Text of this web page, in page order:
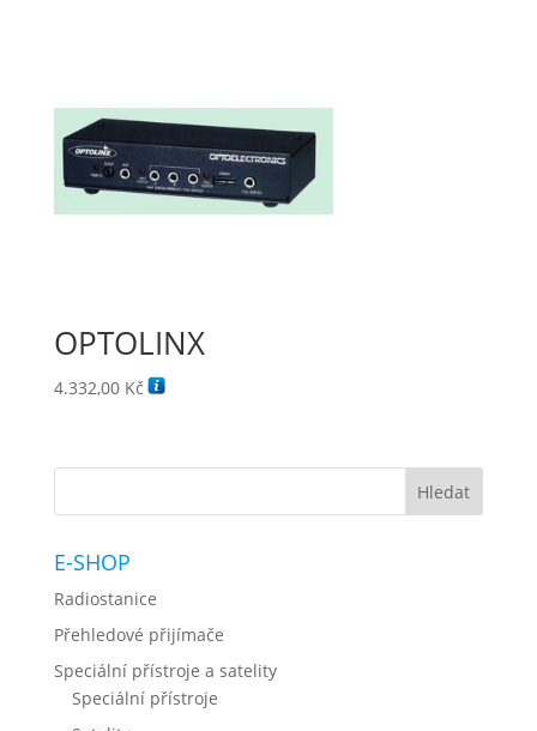
OPTOLINX
4.332,00 Kč
E-SHOP
Radiostanice
Přehledové přijímače
Speciální přístroje a satelity
Speciální přístroje